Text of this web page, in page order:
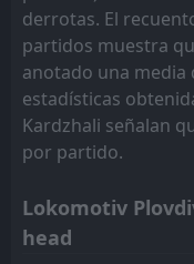
derrotas. El
partidos muestra
anotado una media
estadísticas
Kardzhali señalan
por partido.
Lokomotiv
head